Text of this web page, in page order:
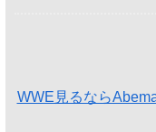
WWE見るなら